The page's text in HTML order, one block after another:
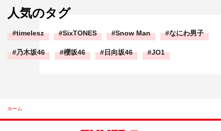
人気のタグ
timelesz SixTONES Snow Man なにわ男子
乃木坂46 櫻坂46 日向坂46 JO1
ホーム